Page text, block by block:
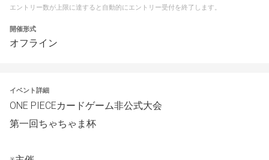
エントリー数が上限に達すると自動的にエントリー受付を終了します。
開催形式
オフライン
イベント詳細
ONE PIECEカードゲーム非公式大会
第一回ちゃちゃま杯